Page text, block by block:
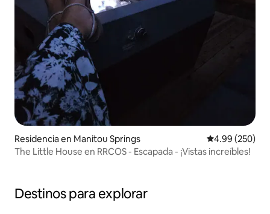
Residencia en Manitou Springs Calificación
4.99 (250)
The Little House en RRCOS - Escapada - ¡Vistas increíbles!
Destinos para explorar